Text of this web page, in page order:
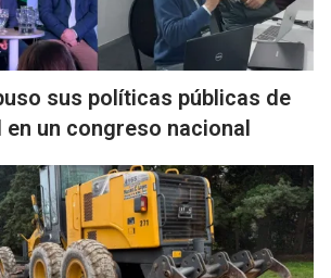
sus políticas públicas de
un congreso nacional